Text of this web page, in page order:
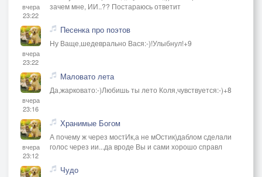
вчера
23:22
зачем мне, ИИ..?? Постараюсь ответит
вчера
23:22
Песенка про поэтов
Ну Ваще,шедеврально Вася:-)!Улыбнул!+9
вчера
23:16
Маловато лета
Да,жарковато:-)Любишь ты лето Коля,чувствуется:-)+8
вчера
23:12
Хранимые Богом
А почему ж через мостИк,а не мОстик)даблом сделали
голос через ии...да вроде Вы и сами хорошо справл
Чудо